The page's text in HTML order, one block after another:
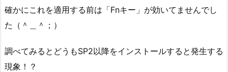
確かにこれを適用する前は「Fnキー」が効いてませんでし
た（＾＿＾；）
調べてみるとどうもSP2以降をインストールすると発生する
現象！？